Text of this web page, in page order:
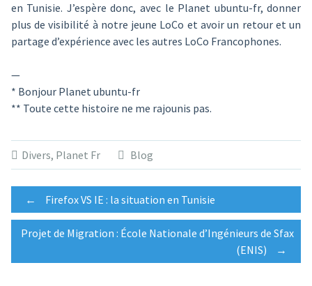
en Tunisie. J’espère donc, avec le Planet ubuntu-fr, donner
plus de visibilité à notre jeune LoCo et avoir un retour et un
partage d’expérience avec les autres LoCo Francophones.
—
* Bonjour Planet ubuntu-fr
** Toute cette histoire ne me rajounis pas.
Divers, Planet Fr Blog
Post
navigation
← Firefox VS IE : la situation en Tunisie
Projet de Migration : École Nationale d’Ingénieurs de Sfax
(ENIS)
→